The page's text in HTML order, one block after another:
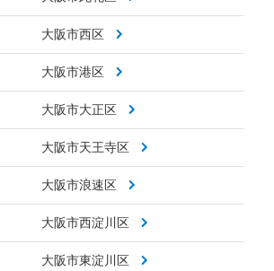
大阪市西区
大阪市港区
大阪市大正区
大阪市天王寺区
大阪市浪速区
大阪市西淀川区
大阪市東淀川区